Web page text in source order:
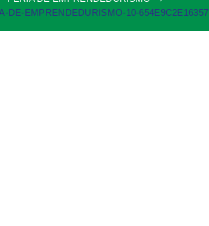
DE-EMPRENDEDURISMO-10-654E9C2E16357